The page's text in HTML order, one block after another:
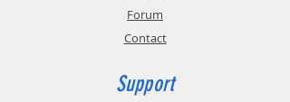
Forum
Contact
Support